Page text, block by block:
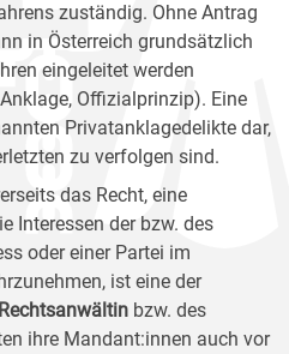
zuständig. Ohne Antrag
in Österreich grundsätzlich
eingeleitet werden
Offizialprinzip). Eine
Privatanklagedelikte dar,
zu verfolgen sind.
das Recht, eine
Interessen der bzw. des
oder einer Partei im
ist eine der
Rechtsanwältin bzw. des
ihre Mandant:innen auch vor